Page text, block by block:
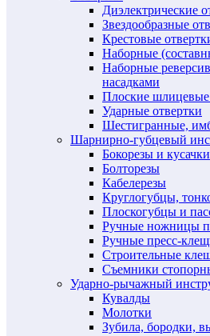
Диэлектрические
Звездообразные
Крестовые
Наборные
Наборные
насадками
Плоские шлицевые
Ударные отвертки
Шестигранные,
Шарнирно-губцевый
Бокорезы и кусачки
Болторезы
Кабелерезы
Круглогубцы,
Плоскогубцы и
Ручные ножницы
Ручные пресс-
Строительные
Съемники
Ударно-рычажный
Кувалды
Молотки
Зубила, бородки,